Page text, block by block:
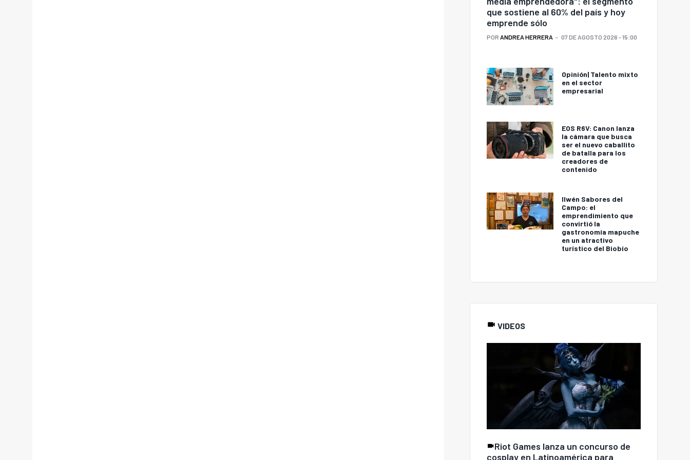
que sostiene al 60% del país y hoy
emprende sólo
POR ANDREA HERRERA 07 DE AGOSTO 2026 - 15:00
Opinión| Talento mixto
en el sector
empresarial
EOS R6V: Canon lanza
la cámara que busca
ser el nuevo caballito
de batalla para los
creadores de
contenido
Ilwén Sabores del
Campo: el
emprendimiento que
convirtió la
gastronomía mapuche
en un atractivo
turístico del Biobío
VIDEOS
Riot Games lanza un concurso de
cosplay en Latinoamérica para